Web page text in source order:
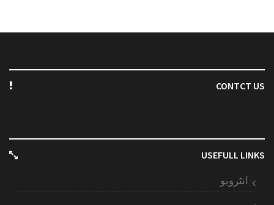
CONTCT US
USEFULL LINKS
انٹرویو